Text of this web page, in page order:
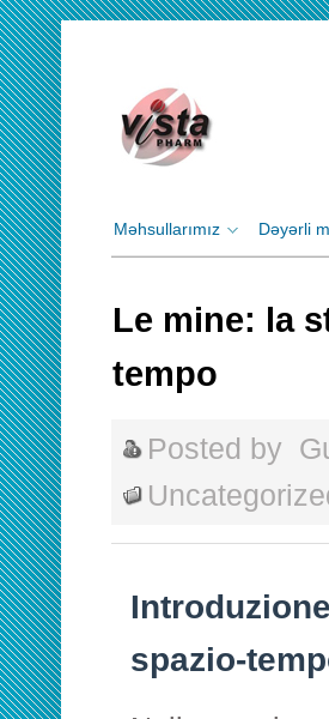
Məhsullarımız Dəyərli
Le mine: la
tempo
Posted by
spazio-